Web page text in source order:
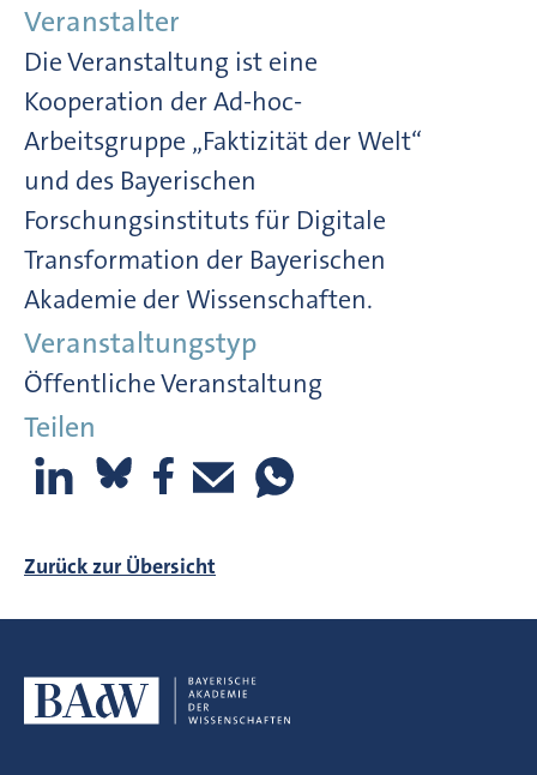
Veranstalter
Die Veranstaltung ist eine
Kooperation der Ad-hoc-
Arbeitsgruppe „Faktizität der Welt“
und des Bayerischen
Forschungsinstituts für Digitale
Transformation der Bayerischen
Akademie der Wissenschaften.
Veranstaltungstyp
Öffentliche Veranstaltung
Teilen
Zurück zur Übersicht